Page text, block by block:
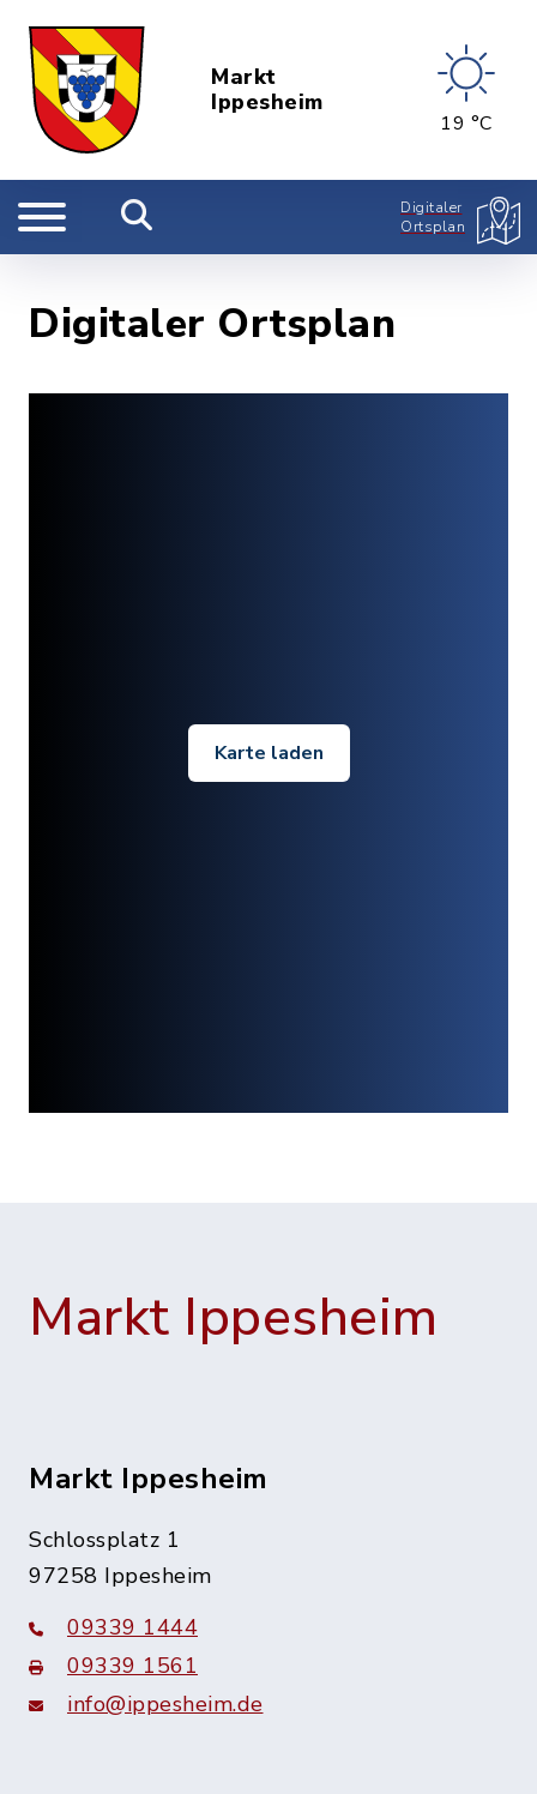
Markt
Ippesheim
19 °C
Digitaler
Ortsplan
Digitaler Ortsplan
Karte laden
Markt Ippesheim
Markt Ippesheim
Schlossplatz 1
97258 Ippesheim
09339 1444
09339 1561
info@ippesheim.de